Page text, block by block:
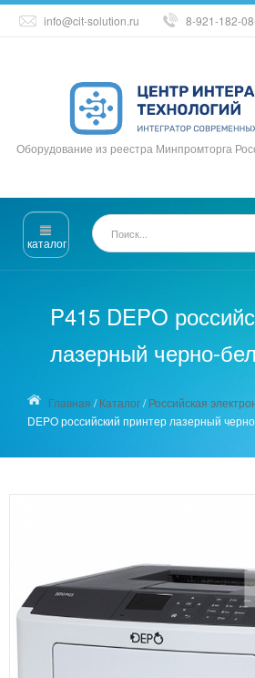
info@cit-solution.ru 8-921-182-
Оборудование из реестра Минпромторга
каталог
P415 DEPO
лазерный черно-
Главная /Каталог/Российская
DEPO российский принтер лазерный